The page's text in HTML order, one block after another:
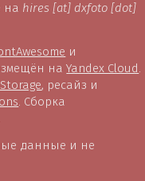
на hires [at] dxfoto [dot]
и
наYandex Cloud.
, ресайз и
. Сборка
данные и не